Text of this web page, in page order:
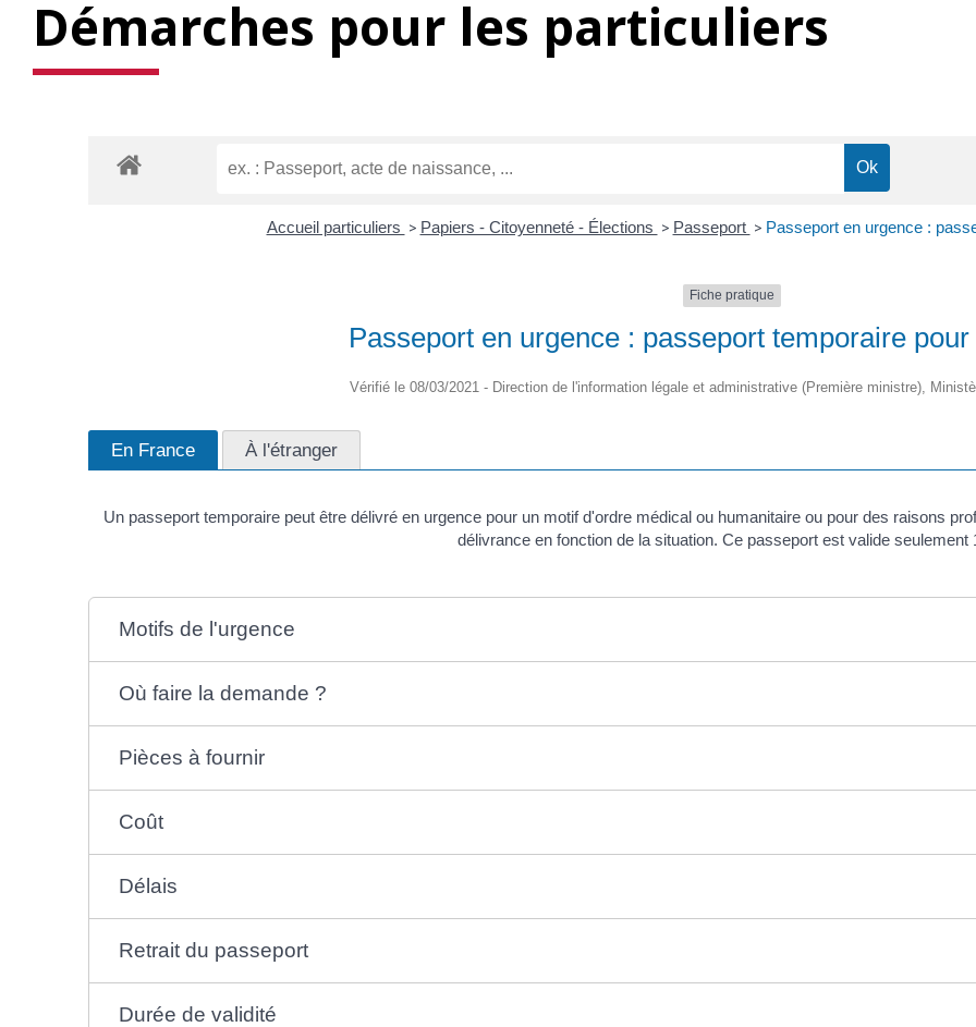
Démarches pour les particuliers
Accueil particuliers > Papiers - Citoyenneté - Élections > Passeport > Passeport en urgence :
Fiche pratique
Passeport en urgence : passeport temporaire
Vérifié le 08/03/2021 - Direction de l'information légale et administrative (Première ministre),
En France À l'étranger
Un passeport temporaire peut être délivré en urgence pour un motif d'ordre médical ou humanitaire ou pour des raisons
délivrance en fonction de la situation. Ce passeport est valide seulement
Motifs de l'urgence
Où faire la demande ?
Pièces à fournir
Coût
Délais
Retrait du passeport
Durée de validité